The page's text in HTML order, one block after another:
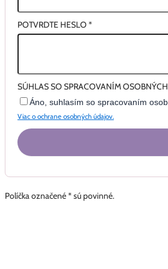
POTVRDTE HESLO*
SÚHLAS SO SPRACOVANÍM
Áno, suhlasím so spracovaním
Viac o ochrane osobných údajov.
Políčka označené * sú povinné.